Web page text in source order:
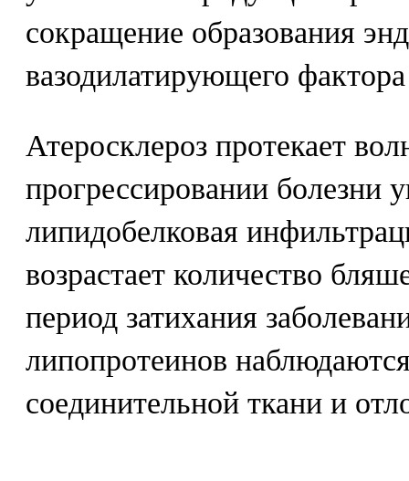
сокращение образования
вазодилатирующего
Атеросклероз протекает
прогрессировании болезни
липидобелковая
возрастает количество
период затихания
липопротеинов
соединительной ткани и